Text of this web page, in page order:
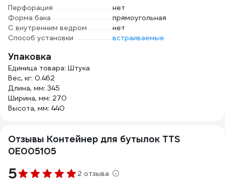
Перфорация
нет
Форма бака
прямоугольная
С внутренним ведром
нет
Способ установки
встраиваемые
Упаковка
Единица товара: Штука
Вес, кг: 0.462
Длина, мм: 345
Ширина, мм: 270
Высота, мм: 440
Отзывы Контейнер для бутылок TTS
0E005105
5 2 отзыва